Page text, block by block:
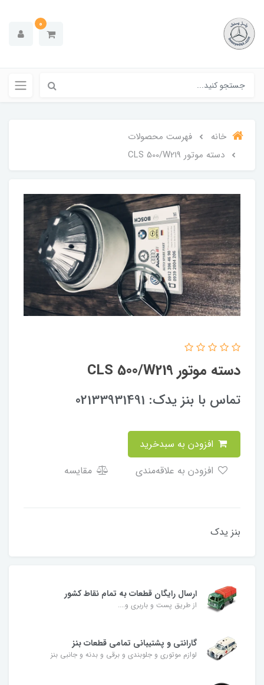
0
خانه
فهرست محصولات
دسته موتور CLS 500/W219
دسته موتور CLS 500/W219
تماس با بنز یدک: 02133931491
مقایسه
بنز یدک
ارسال رایگان قطعات به تمام نقاط کشور
از طریق پست و باربری و....
گارانتی و پشتیبانی تمامی قطعات بنز
لوازم موتوری و جلوبندی و برقی و بدنه و جانبی بنز